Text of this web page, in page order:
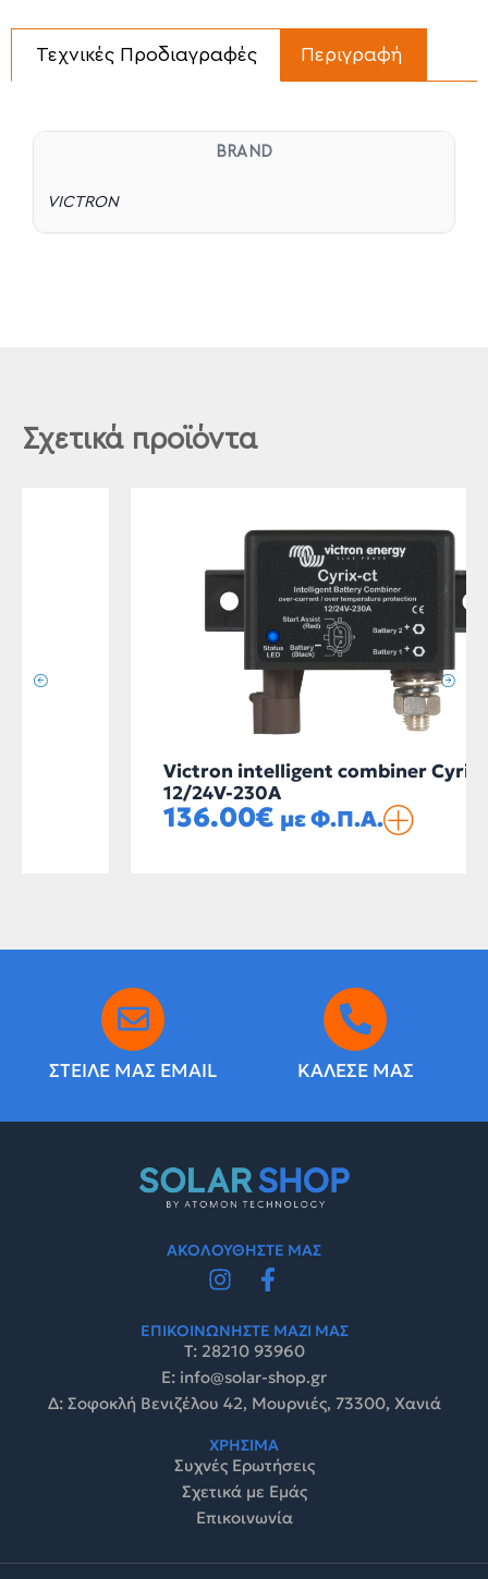
Περιγραφή
Τεχνικές Προδιαγραφές
BRAND
VICTRON
Σχετικά προϊόντα
Victron intelligent combiner Cyrix-ct
12/24V-230A
€ με Φ.Π.Α.
ΣΤΕΙΛΕ ΜΑΣ EMAIL ΚΑΛΕΣΕ ΜΑΣ
ΑΚΟΛΟΥΘΗΣΤΕ ΜΑΣ
ΕΠΙΚΟΙΝΩΝΗΣΤΕ ΜΑΖΙ ΜΑΣ
Τ: 28210 93960
E: info@solar-shop.gr
Δ: Σοφοκλή Βενιζέλου 42, Μουρνιές, 73300, Χανιά
ΧΡΗΣΙΜΑ
Συχνές Ερωτήσεις
Σχετικά με Εμάς
Επικοινωνία